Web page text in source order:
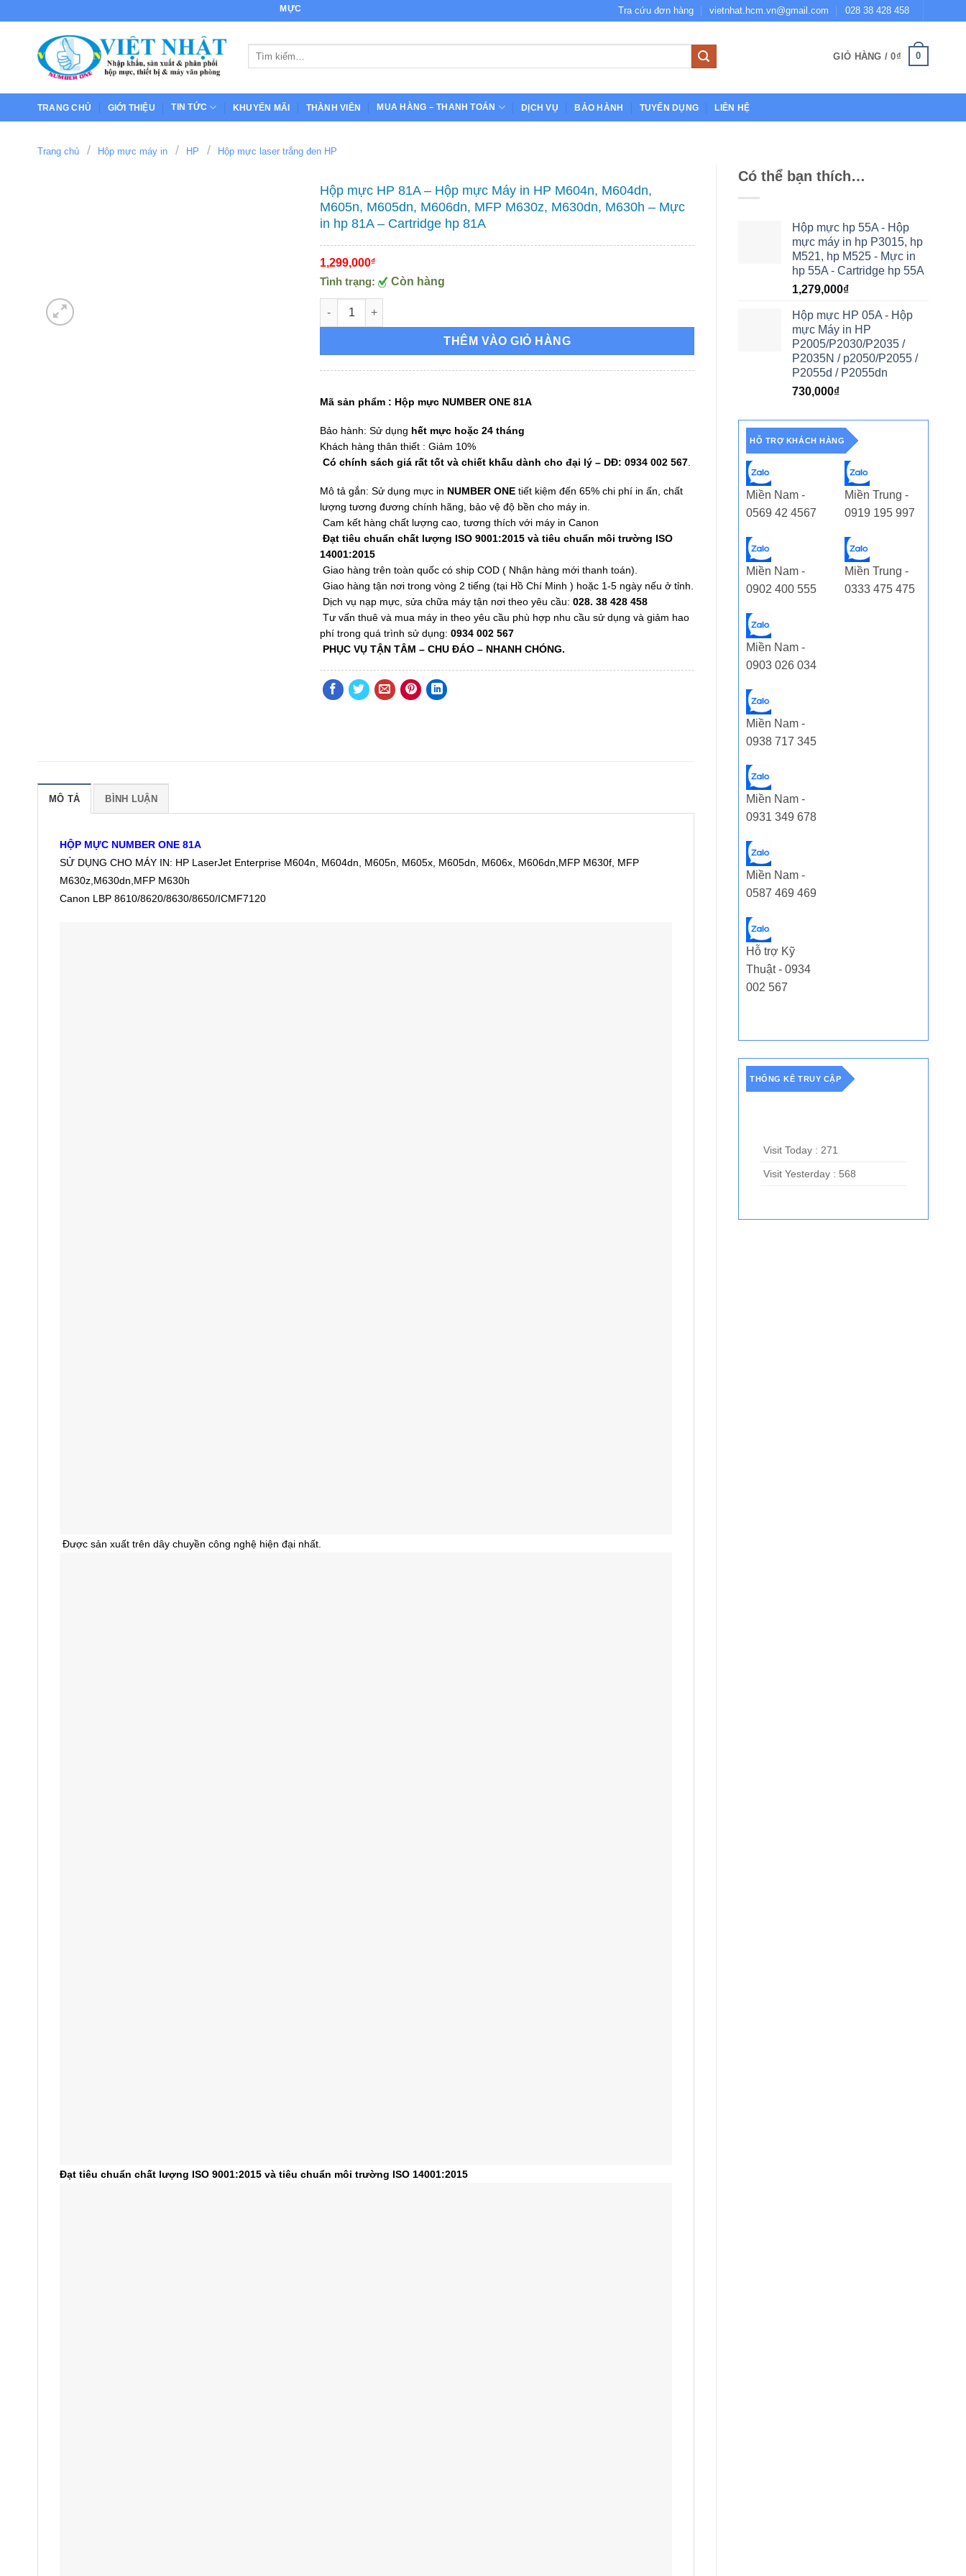
MỰC IN CỦA CHẤT LƯỢNG - THƯƠNG HIỆU CỦA NIỀM TIN Tra cứu đơn hàng vietnhat.hcm.vn@gmail.com 028 38 428 458
GIỎ HÀNG /0₫ 0
TRANG CHỦ GIỚI THIỆU TIN TỨC KHUYẾN MÃI THÀNH VIÊN MUA HÀNG – THANH TOÁN DỊCH VỤ BẢO HÀNH TUYỂN DỤNG LIÊN HỆ
Trang chủ / Hộp mực máy in / HP / Hộp mực laser trắng đen HP
Có thể bạn thích…
Hộp mực hp 55A - Hộp
mực máy in hp P3015, hp
M521, hp M525 - Mực in
hp 55A - Cartridge hp 55A
1,279,000₫
Hộp mực HP 05A - Hộp
mực Máy in HP
P2005/P2030/P2035 /
P2035N / p2050/P2055 /
P2055d / P2055dn
730,000₫
HỖ TRỢ KHÁCH HÀNG
Miền Nam -
0569 42 4567
Miền Nam -
0902 400 555
Miền Nam -
0903 026 034
Miền Nam -
0938 717 345
Miền Nam -
0931 349 678
Miền Nam -
0587 469 469
Hỗ trợ Kỹ
Thuật - 0934
002 567
Miền Trung -
0919 195 997
Miền Trung -
0333 475 475
THỐNG KÊ TRUY CẬP
Visit Today : 271
Visit Yesterday : 568
Hộp mực HP 81A – Hộp mực Máy in HP M604n, M604dn,
M605n, M605dn, M606dn, MFP M630z, M630dn, M630h – Mực
in hp 81A – Cartridge hp 81A
1,299,000₫
Tình trạng: Còn hàng
Hộp mực HP 81A - Hộp mực Máy in HP M604n, M604dn, M605n, M605dn, M606dn, MFP M630z, M630dn, M630h - Mực in hp 81A -
THÊM VÀO GIỎ HÀNG
Mã sản phẩm : Hộp mực NUMBER ONE 81A
Bảo hành: Sử dụng hết mực hoặc 24 tháng
Khách hàng thân thiết : Giảm 10%
Có chính sách giá rất tốt và chiết khấu dành cho đại lý – DĐ: 0934 002 567
Mô tả gắn: Sử dụng mực in NUMBER ONE tiết kiệm đến 65% chi phí in ấn, chất
lượng tương đương chính hãng, bảo vệ độ bền cho máy in.
Cam kết hàng chất lượng cao, tương thích với máy in Canon
Đạt tiêu chuẩn chất lượng ISO 9001:2015 và tiêu chuẩn môi trường ISO
14001:2015
Giao hàng trên toàn quốc có ship COD ( Nhận hàng mới thanh toán).
Giao hàng tận nơi trong vòng 2 tiếng (tại Hồ Chí Minh ) hoặc 1-5 ngày nếu ở tỉnh.
Dịch vụ nạp mực, sửa chữa máy tận nơi theo yêu cầu: 028. 38 428 458
Tư vấn thuê và mua máy in theo yêu cầu phù hợp nhu cầu sử dụng và giảm hao
phí trong quá trình sử dụng:0934 002 567
PHỤC VỤ TẬN TÂM– CHU ĐÁO – NHANH CHÓNG.
MÔ TẢ BÌNH LUẬN
HỘP MỰC NUMBER ONE 81A
SỬ DỤNG CHO MÁY IN: HP LaserJet Enterprise M604n, M604dn, M605n, M605x, M605dn, M606x, M606dn,MFP M630f, MFP
M630z,M630dn,MFP M630h
Canon LBP 8610/8620/8630/8650/ICMF7120
Được sản xuất trên dây chuyền công nghệ hiện đại nhất.
Đạt tiêu chuẩn chất lượng ISO 9001:2015 và tiêu chuẩn môi trường ISO 14001:2015